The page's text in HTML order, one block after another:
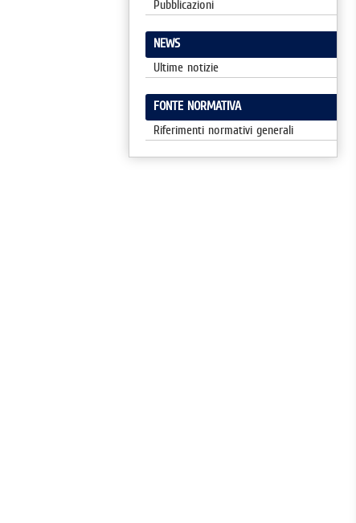
Pubblicazioni
NEWS
Ultime notizie
FONTE NORMATIVA
Riferimenti normativi generali